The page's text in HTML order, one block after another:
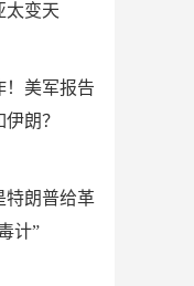
太变天
！美军报告
朗？
特朗普给革
计”